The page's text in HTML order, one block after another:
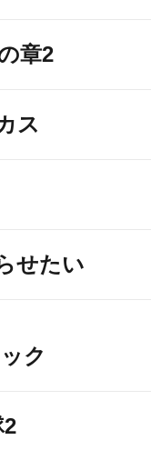
章2
ス
せたい
ク